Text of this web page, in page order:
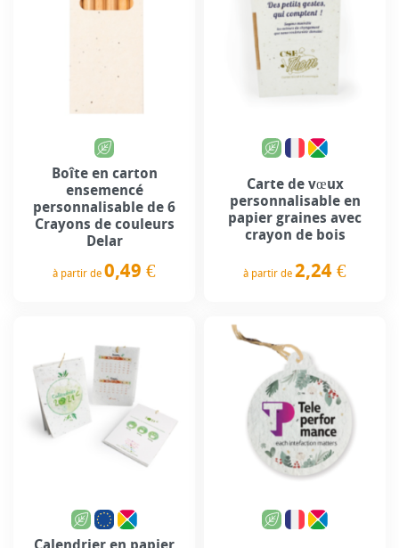
Boîte en carton
ensemencé
personnalisable de 6
Crayons de couleurs
Delar
à partir de 0,49 €
Carte de vœux
personnalisable en
papier graines avec
crayon de bois
à partir de 2,24 €